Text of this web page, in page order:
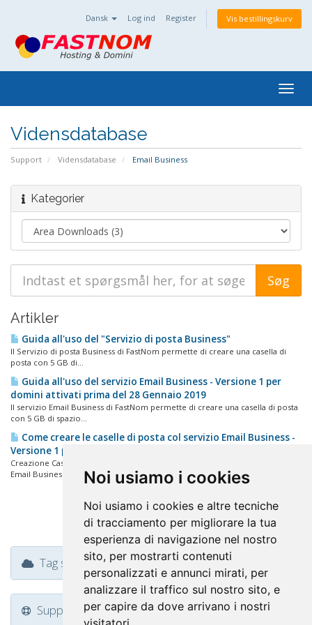
Noi usiamo i cookies
Noi usiamo i cookies e altre tecniche
di tracciamento per migliorare la tua
esperienza di navigazione nel nostro
sito, per mostrarti contenuti
personalizzati e annunci mirati, per
analizzare il traffico sul nostro sito, e
per capire da dove arrivano i nostri
Dansk Log ind Register Vis bestillingskurv
Vidensdatabase
Support Vidensdatabase Email Business
Kategorier
Artikler
Guida all'uso del "Servizio di posta Business"
Il Servizio di posta Business di FastNom permette di creare una casella di
posta con 5 GB di...
Guida all'uso del servizio Email Business - Versione 1 per
domini attivati prima del 28 Gennaio 2019
Il servizio Email Business di FastNom permette di creare una casella di posta
con 5 GB di spazio...
Come creare le caselle di posta col servizio Email Business -
Versione 1 per domini attivati prima del 28 Gennaio 2019
Creazione Caselle di Posta Per creare le tue caselle di posta col servizio
Email Business,...
Tag sky
Support